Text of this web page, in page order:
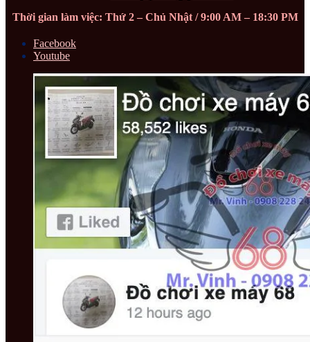
Thời gian làm việc: Thứ 2 – Chủ Nhật / 9:00 AM – 18:30 PM
Facebook
Youtube